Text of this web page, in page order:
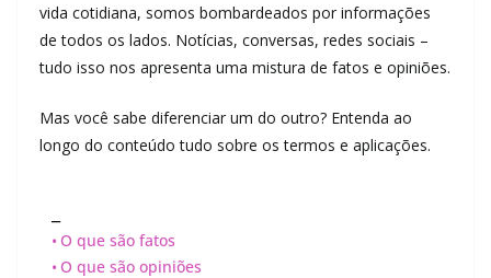
vida cotidiana, somos bombardeados por informações
de todos os lados. Notícias, conversas, redes sociais –
tudo isso nos apresenta uma mistura de fatos e opiniões.
Mas você sabe diferenciar um do outro? Entenda ao
longo do conteúdo tudo sobre os termos e aplicações.
O que são fatos
O que são opiniões